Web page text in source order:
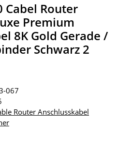
Cabel Router
Premium
8K Gold Gerade /
Schwarz 2
067
Router Anschlusskabel